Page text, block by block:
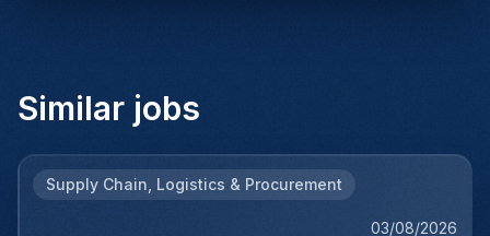
Similar jobs
Supply Chain, Logistics & Procurement
03/08/2026